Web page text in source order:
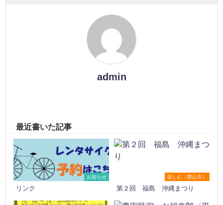
admin
最近書いた記事
お知らせ
リンク
楽しむ（郡山市）
第２回 福島 沖縄まつり